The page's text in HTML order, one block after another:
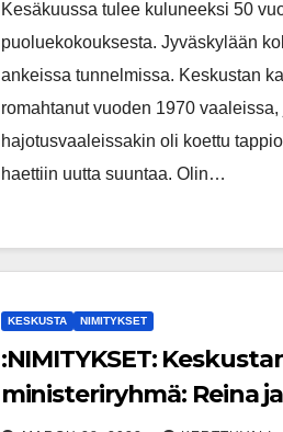
Kesäkuussa tulee kuluneeksi 50
puoluekokouksesta. Jyväskylään
ankeissa tunnelmissa. Keskustan
romahtanut vuoden 1970
hajotusvaaleissakin oli koettu
haettiin uutta suuntaa. Olin…
KESKUSTA NIMITYKSET
:NIMITYKSET:
ministeriryhmä: Reina